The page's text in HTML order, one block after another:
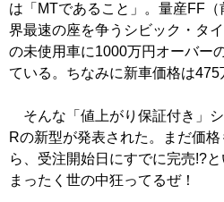
は「MTであること」。量産FF
界最速の座を争うシビック・タ
の未使用車に1000万円オーバー
ている。ちなみに新車価格は475
そんな「値上がり保証付き」
Rの新型が発表された。まだ価
ら、受注開始日にすでに完売!?と
まったく世の中狂ってるぜ！